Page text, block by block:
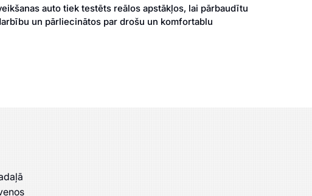
auto tiek testēts reālos apstākļos, lai pārbaudītu
un pārliecinātos par drošu un komfortablu